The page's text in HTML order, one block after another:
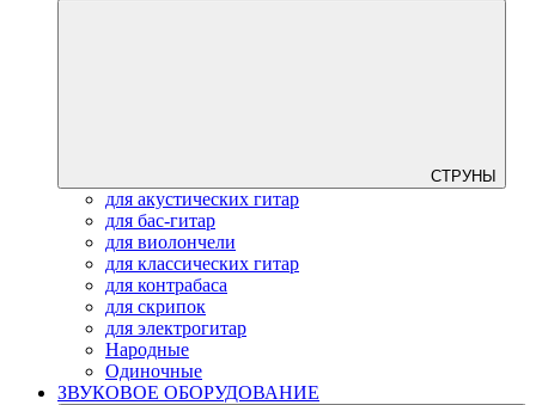
СТРУНЫ
для акустических гитар
для бас-гитар
для виолончели
для классических гитар
для контрабаса
для скрипок
для электрогитар
Народные
Одиночные
ЗВУКОВОЕ ОБОРУДОВАНИЕ